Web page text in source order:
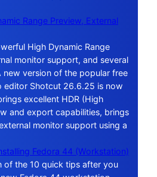
Range Preview, External
High Dynamic Range
monitor support, and several
new version of the popular free
editor Shotcut 26.6.25 is now
excellent HDR (High
and export capabilities, brings
monitor support using a
Fedora 44 (Workstation)
of the 10 quick tips after you